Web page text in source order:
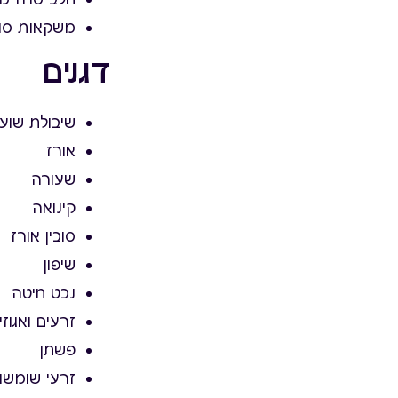
משקאות
דגנים
שיבולת
אורז
שעורה
קינואה
סובין אורז
שיפון
נבט חיטה
זרעים
פשתן
זרעי